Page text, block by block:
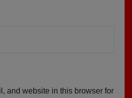
and website in this browser for